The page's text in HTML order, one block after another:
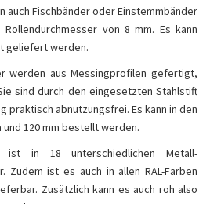
auch Fischbänder oder Einstemmbänder
von 8 mm. Es kann
geliefert werden.
werden aus Messingprofilen gefertigt,
sind durch den eingesetzten Stahlstift
praktisch abnutzungsfrei. Es kann in den
und 120 mm bestellt werden.
ist in 18 unterschiedlichen Metall-
Zudem ist es auch in allen RAL-Farben
Zusätzlich kann es auch roh also